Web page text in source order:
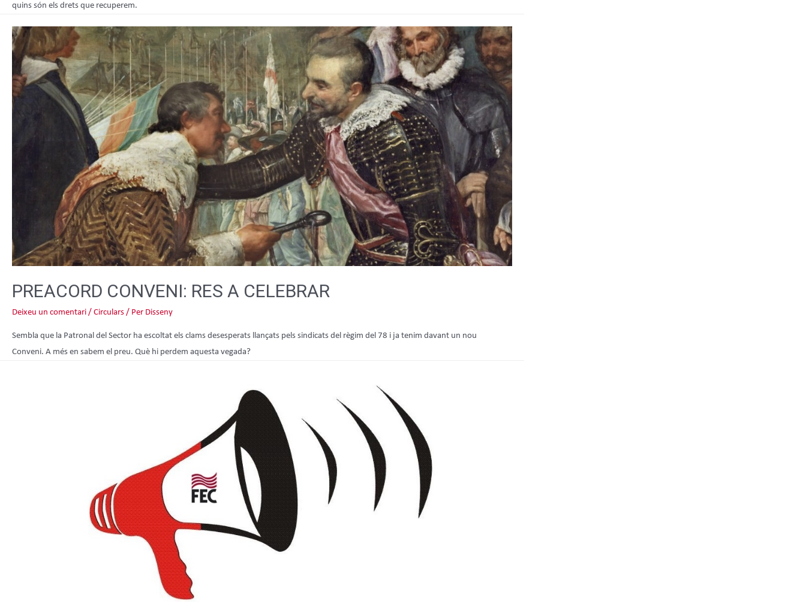
quins són els drets que recuperem.
PREACORD CONVENI: RES A CELEBRAR
Deixeu un comentari / Circulars / Per Disseny
Sembla que la Patronal del Sector ha escoltat els clams desesperats llançats pels sindicats del règim del 78 i ja tenim davant un nou
Conveni. A més en sabem el preu. Què hi perdem aquesta vegada?